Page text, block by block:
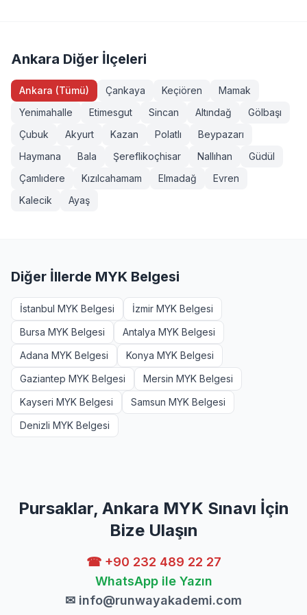
sınavlarımız MYK onaylı ve TÜRKAK akreditasyonludur.
isteyenler +90 232 489 22 27 numarasından detaylı bilgi
Ankara Diğer İlçeleri
Ankara (Tümü) Çankaya Keçiören
Mamak
Yenimahalle
Etimesgut Sincan Altındağ
Gölbaşı
Çubuk
Akyurt Kazan Polatlı
Beypazarı
Haymana
Bala Şereflikoçhisar Nallıhan
Güdül
Çamlıdere
Kızılcahamam Elmadağ
Evren
Kalecik
Ayaş
Diğer İllerde MYK Belgesi
İstanbul MYK Belgesi
İzmir MYK Belgesi
Bursa MYK Belgesi
Antalya MYK Belgesi
Adana MYK Belgesi
Konya MYK Belgesi
Gaziantep MYK Belgesi
Mersin MYK Belgesi
Kayseri MYK Belgesi
Samsun MYK Belgesi
Denizli MYK Belgesi
Pursaklar, Ankara MYK Sınavı İçin
Bize Ulaşın
☎ +90 232 489 22 27
WhatsApp ile Yazın
✉ info@runwayakademi.com